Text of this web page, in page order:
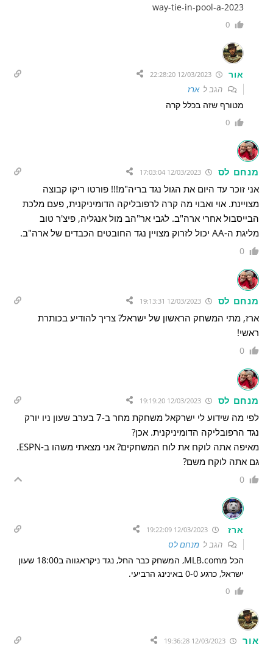
way-tie-in-pool-a-2023
0
אור
הגב לארז
מטורף שזה בכלל קרה
0
מנחם לס 12/03/2023 17:03:04
אני זוכר עד היום את הגול נגד בריה"מ!!! פורטו ריקו קבוצה
מצויינת. אוי ואבוי מה קרה לרפובליקה הדומיניקנית, פעם מלכת
הבייסבול אחרי ארה"ב. לגבי אר"הב מול אנגליה, פיצ'ר טוב
מליגת ה-AA יכול לזרוק מצויין נגד החובטים הכבדים של ארה"ב.
0
מנחם לס 12/03/2023 19:13:31
ארז, מתי המשחק הראשון של ישראל? צריך להודיע בכותרת
ראשי!
0
מנחם לס 12/03/2023 19:19:20
לפי מה שידוע לי ישרקאל משחקת מחר ב-7 בערב שעון ניו יורק
נגד הרפובליקה הדומיניקנית. אכן?
מאיפה אתה לוקח את לוח המשחקים? אני מצאתי משהו ב-ESPN.
גם אתה לוקח משם?
0
ארז
הגב למנחם לס
הכל מMLB.com, המשחק כבר החל, נגד ניקראגווה ב18:00 שעון
ישראל, כרגע 0-0 באינינג הרביעי.
0
אור